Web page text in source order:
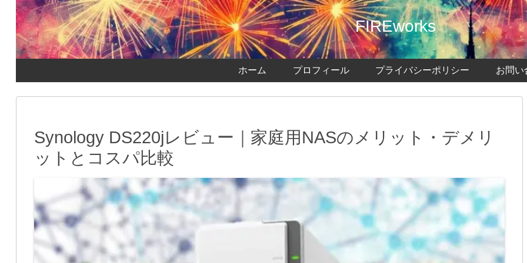
FIREworks
ホーム プロフィール プライバシーポリシー お問い
Synology DS220jレビュー｜家庭用NASのメリット・デメリ
ットとコスパ比較